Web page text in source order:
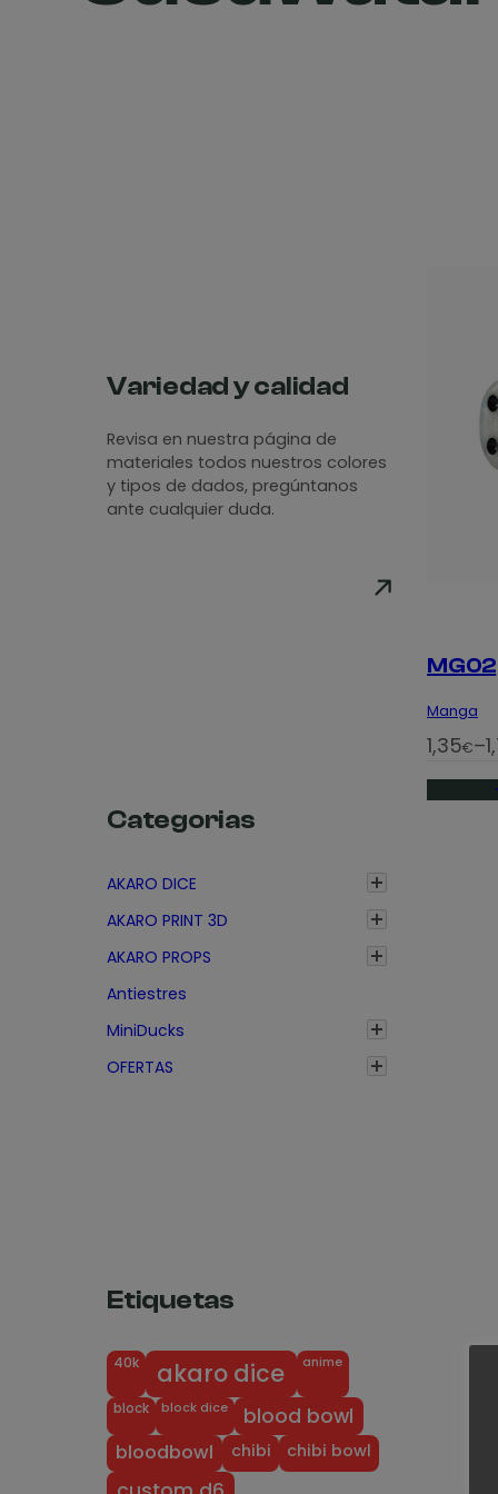
MG02
Manga
1,35€–
R
a
n
Variedad y calidad
Revisa en nuestra página de
materiales todos nuestros colores
y tipos de dados, pregúntanos
ante cualquier duda.
Categorias
AKARO DICE
AKARO PRINT 3D
AKARO PROPS
Antiestres
MiniDucks
OFERTAS
Etiquetas
40k akaro dice anime
block block dice blood bowl
bloodbowl chibi chibi bowl